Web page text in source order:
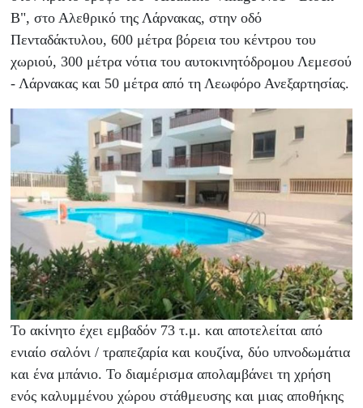
B", στο Αλεθρικό της Λάρνακας, στην οδό
Πενταδάκτυλου, 600 μέτρα βόρεια του κέντρου του
χωριού, 300 μέτρα νότια του αυτοκινητόδρομου Λεμεσού
- Λάρνακας και 50 μέτρα από τη Λεωφόρο Ανεξαρτησίας.
Το ακίνητο έχει εμβαδόν 73 τ.μ. και αποτελείται από
ενιαίο σαλόνι / τραπεζαρία και κουζίνα, δύο υπνοδωμάτια
και ένα μπάνιο. Το διαμέρισμα απολαμβάνει τη χρήση
ενός καλυμμένου χώρου στάθμευσης και μιας αποθήκης